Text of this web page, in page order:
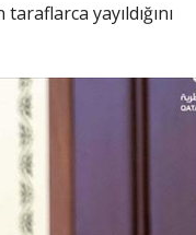
yayıldığını